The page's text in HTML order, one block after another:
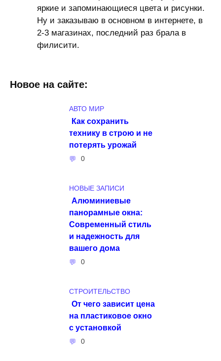
яркие и запоминающиеся цвета и рисунки.
Ну и заказываю в основном в интернете, в
2-3 магазинах, последний раз брала в
филисити.
Новое на сайте:
АВТО МИР
Как сохранить
технику в строю и не
потерять урожай
0
НОВЫЕ ЗАПИСИ
Алюминиевые
панорамные окна:
Современный стиль
и надежность для
вашего дома
0
СТРОИТЕЛЬСТВО
От чего зависит цена
на пластиковое окно
с установкой
0